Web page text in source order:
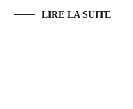
LIRE LA SUITE